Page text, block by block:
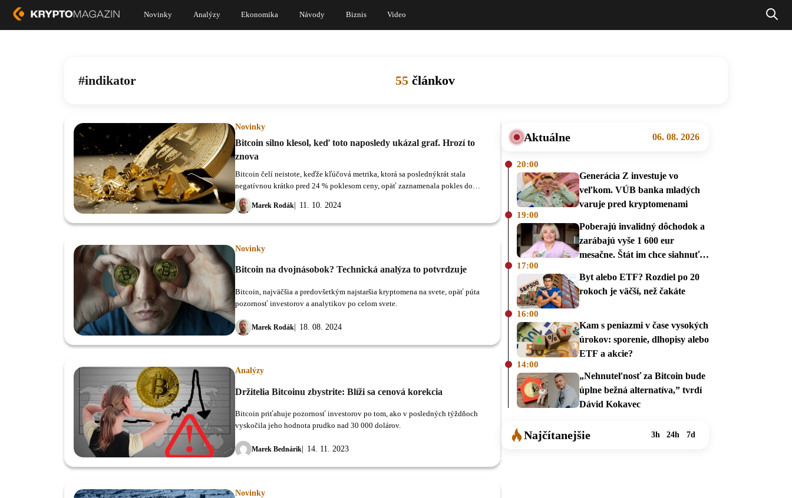
Novinky Analýzy Ekonomika Návody Biznis Video
indikator 55 článkov
Novinky
Bitcoin silno klesol, keď toto naposledy ukázal graf. Hrozí to
znova
Marek Rodák 11. 10. 2024
Bitcoin čelí neistote, keďže kľúčová metrika, ktorá sa poslednýkrát stala
negatívnou krátko pred 24 % poklesom ceny, opäť zaznamenala pokles do
negatívneho pásma.
Novinky
Bitcoin na dvojnásobok? Technická analýza to potvrdzuje
Marek Rodák 18. 08. 2024
Bitcoin, najväčšia a predovšetkým najstaršia kryptomena na svete, opäť púta
pozornosť investorov a analytikov po celom svete.
Analýzy
Držitelia Bitcoinu zbystrite: Blíži sa cenová korekcia
Marek Bednárik 14. 11. 2023
Bitcoin priťahuje pozornosť investorov po tom, ako v posledných týždňoch
vyskočila jeho hodnota prudko nad 30 000 dolárov.
Novinky
Aktuálne 06. 08. 2026
20:00
Generácia Z investuje vo
veľkom. VÚB banka mladých
varuje pred kryptomenami
19:00
Poberajú invalidný dôchodok a
zarábajú vyše 1 600 eur
mesačne. Štát im chce siahnuť
17:00
Byt alebo ETF? Rozdiel po 20
rokoch je väčší, než čakáte
16:00
Kam s peniazmi v čase vysokých
úrokov: sporenie, dlhopisy alebo
ETF a akcie?
14:00
„Nehnuteľnosť za Bitcoin bude
úplne bežná alternatíva,” tvrdí
Dávid Kokavec
Najčítanejšie 3h 24h 7d